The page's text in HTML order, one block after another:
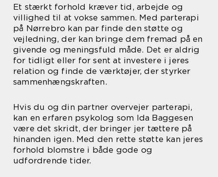
Et stærkt forhold kræver tid, arbejde og
villighed til at vokse sammen. Med parterapi
på Nørrebro kan par finde den støtte og
vejledning, der kan bringe dem fremad på en
givende og meningsfuld måde. Det er aldrig
for tidligt eller for sent at investere i jeres
relation og finde de værktøjer, der styrker
sammenhængskraften.
Hvis du og din partner overvejer parterapi,
kan en erfaren psykolog som Ida Baggesen
være det skridt, der bringer jer tættere på
hinanden igen. Med den rette støtte kan jeres
forhold blomstre i både gode og
udfordrende tider.